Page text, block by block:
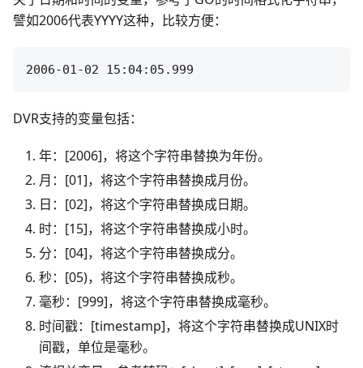
譬如2006代表YYYY这种，比较方便：
DVR支持的变量包括：
年：[2006]，将这个字符串替换为年份。
月：[01]，将这个字符串替换成月份。
日：[02]，将这个字符串替换成日期。
时：[15]，将这个字符串替换成小时。
分：[04]，将这个字符串替换成分。
秒：[05)，将这个字符串替换成秒。
毫秒：[999]，将这个字符串替换成毫秒。
时间戳：[timestamp]，将这个字符串替换成UNIX时
间戳，单位是毫秒。